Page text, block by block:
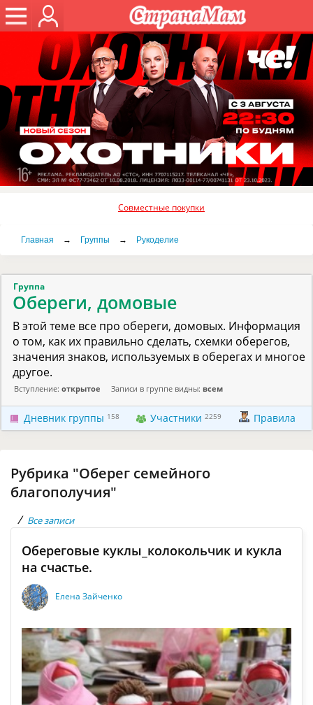
Совместные покупки
Главная → Группы → Рукоделие
Группа
Обереги, домовые
В этой теме все про обереги, домовых. Информация
о том, как их правильно сделать, схемки оберегов,
значения знаков, используемых в оберегах и многое
другое.
Вступление: открытое Записи в группе видны: всем
Дневник группы 158 Участники 2259 Правила
Рубрика "Оберег семейного
благополучия"
/ Все записи
Обереговые куклы_колокольчик и кукла
на счастье.
Елена Зайченко